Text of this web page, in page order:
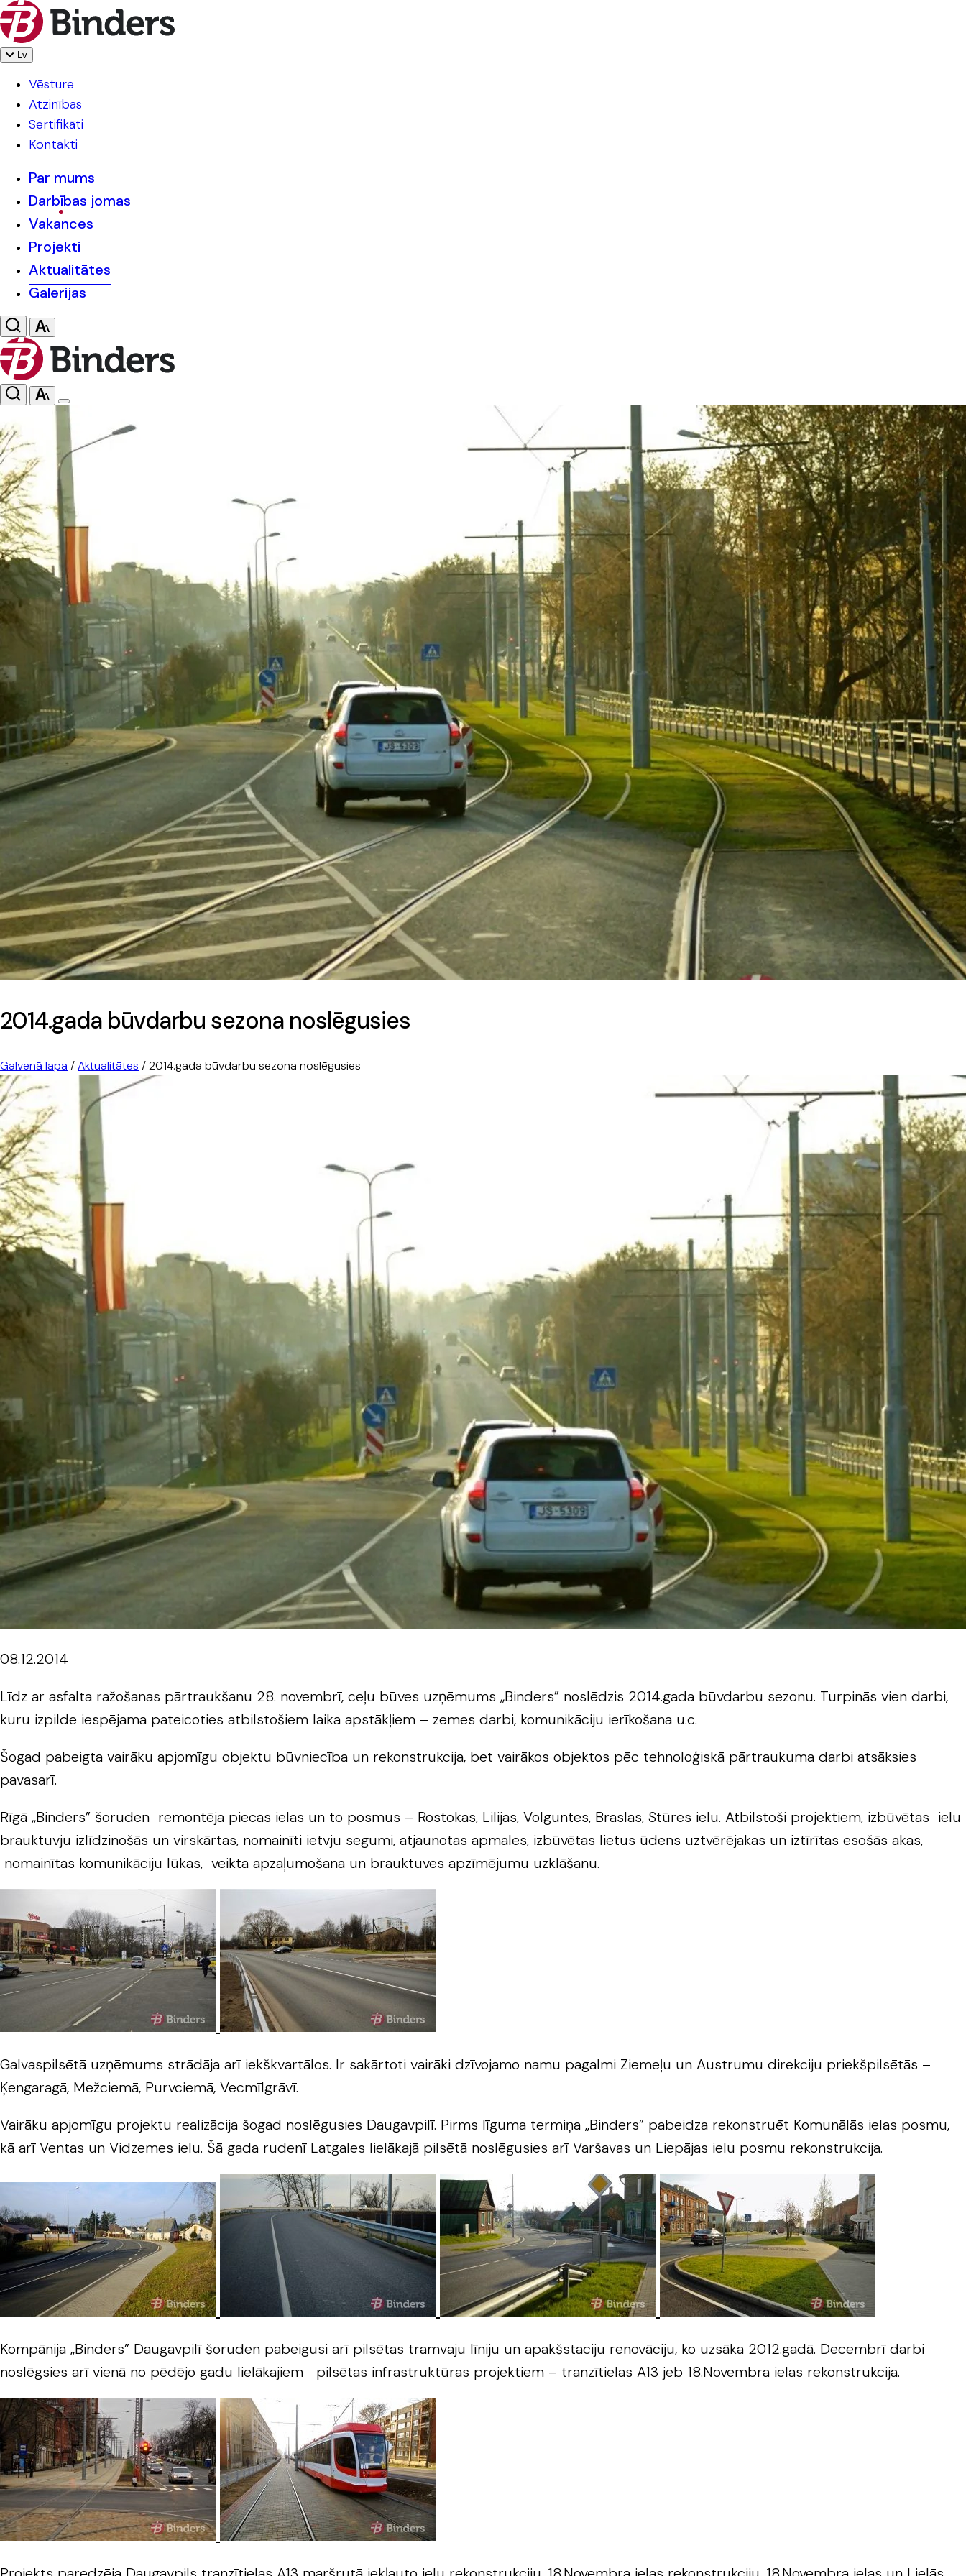
Lv
Vēsture
Atzinības
Sertifikāti
Kontakti
Par mums
Darbības jomas
Vakances
Projekti
Aktualitātes
Galerijas
2014.gada būvdarbu sezona noslēgusies
Galvenā lapa /Aktualitātes /2014.gada būvdarbu sezona noslēgusies
08.12.2014
Līdz ar asfalta ražošanas pārtraukšanu 28. novembrī, ceļu būves uzņēmums „Binders” noslēdzis 2014.gada būvdarbu sezonu. Turpinās vien darbi,
kuru izpilde iespējama pateicoties atbilstošiem laika apstākļiem – zemes darbi, komunikāciju ierīkošana u.c.
Šogad pabeigta vairāku apjomīgu objektu būvniecība un rekonstrukcija, bet vairākos objektos pēc tehnoloģiskā pārtraukuma darbi atsāksies
pavasarī.
Rīgā „Binders” šoruden remontēja piecas ielas un to posmus – Rostokas, Lilijas, Volguntes, Braslas, Stūres ielu. Atbilstoši projektiem, izbūvētas ielu
brauktuvju izlīdzinošās un virskārtas, nomainīti ietvju segumi, atjaunotas apmales, izbūvētas lietus ūdens uztvērējakas un iztīrītas esošās akas,
nomainītas komunikāciju lūkas, veikta apzaļumošana un brauktuves apzīmējumu uzklāšanu.
Galvaspilsētā uzņēmums strādāja arī iekškvartālos. Ir sakārtoti vairāki dzīvojamo namu pagalmi Ziemeļu un Austrumu direkciju priekšpilsētās –
Ķengaragā, Mežciemā, Purvciemā, Vecmīlgrāvī.
Vairāku apjomīgu projektu realizācija šogad noslēgusies Daugavpilī. Pirms līguma termiņa „Binders” pabeidza rekonstruēt Komunālās ielas posmu,
kā arī Ventas un Vidzemes ielu. Šā gada rudenī Latgales lielākajā pilsētā noslēgusies arī Varšavas un Liepājas ielu posmu rekonstrukcija.
Kompānija „Binders” Daugavpilī šoruden pabeigusi arī pilsētas tramvaju līniju un apakšstaciju renovāciju, ko uzsāka 2012.gadā. Decembrī darbi
noslēgsies arī vienā no pēdējo gadu lielākajiem pilsētas infrastruktūras projektiem – tranzītielas A13 jeb 18.Novembra ielas rekonstrukcija.